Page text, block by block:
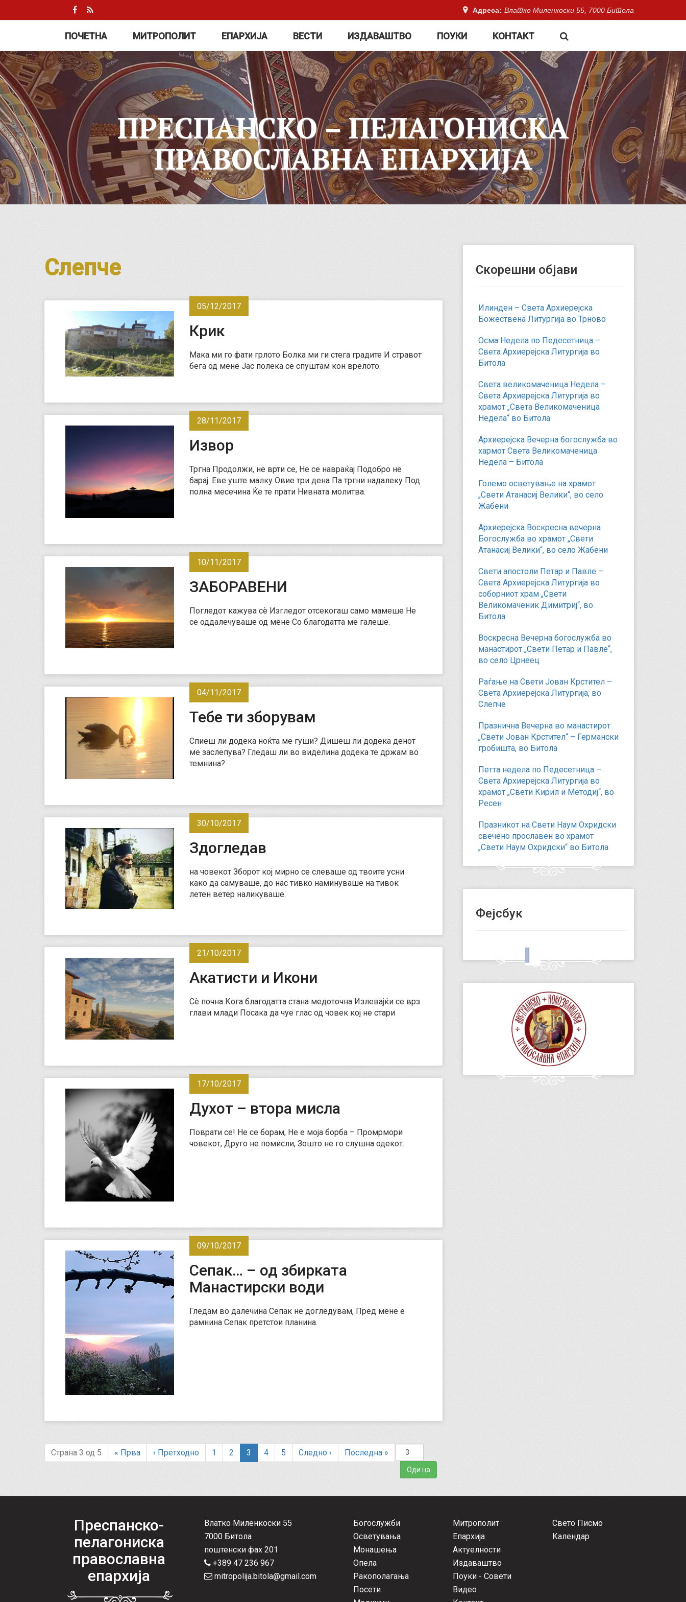
Адреса: Влатко Миленкоски 55, 7000 Битола
ПОЧЕТНА МИТРОПОЛИТ ЕПАРХИЈА ВЕСТИ ИЗДАВАШТВО ПОУКИ КОНТАКТ
ПРЕСПАНСКО – ПЕЛАГОНИСКА
ПРАВОСЛАВНА ЕПАРХИЈА
Слепче
05/12/2017
Крик
Мака ми го фати грлото Болка ми ги стега градите И стравот
бега од мене Јас полека се спуштам кон врелото.
28/11/2017
Извор
Тргна Продолжи, не врти се, Не се навраќај Подобро не
барај. Еве уште малку Овие три дена Па тргни надалеку Под
полна месечина Ќе те прати Нивната молитва.
10/11/2017
ЗАБОРАВЕНИ
Погледот кажува сè Изгледот отсекогаш само мамеше Не
се оддалечуваше од мене Со благодатта ме галеше.
04/11/2017
Тебе ти зборувам
Спиеш ли додека ноќта ме гуши? Дишеш ли додека денот
ме заслепува? Гледаш ли во виделина додека те држам во
темнина?
30/10/2017
Здогледав
на човекот Зборот кој мирно се слеваше од твоите усни
како да самуваше, до нас тивко наминуваше на тивок
летен ветер наликуваше.
21/10/2017
Акатисти и Икони
Сè почна Кога благодатта стана медоточна Излевајќи се врз
глави млади Посака да чуе глас од човек кој не стари
17/10/2017
Духот – втора мисла
Поврати се! Не се борам, Не е моја борба – Промрмори
човекот, Друго не помисли, Зошто не го слушна одекот.
09/10/2017
Сепак… – од збирката
Манастирски води
Гледам во далечина Сепак не догледувам, Пред мене е
рамнина Сепак претстои планина.
Страна 3 од 5 « Прва ‹ Претходно 1 2 3
c
r
n
)
4 5 Следно › Последна »
Скорешни објави
Илинден – Света Архиерејска
Божествена Литургија во Трново
Осма Недела по Педесетница –
Света Архиерејска Литургија во
Битола
Света великомаченица Недела –
Света Архиерејска Литургија во
храмот „Света Великомаченица
Недела“ во Битола
Архиерејска Вечерна богослужба во
хармот Света Великомаченица
Недела – Битола
Големо осветување на храмот
„Свети Атанасиј Велики“, во село
Жабени
Архиерејска Воскресна вечерна
Богослужба во храмот „Свети
Атанасиј Велики“, во село Жабени
Свети апостоли Петар и Павле –
Света Архиерејска Литургија во
соборниот храм „Свети
Великомаченик Димитриј“, во
Битола
Воскресна Вечерна богослужба во
манастирот „Свети Петар и Павле“,
во село Црнеец
Раѓање на Свети Јован Крстител –
Света Архиерејска Литургија, во
Слепче
Празнична Вечерна во манастирот
„Свети Јован Крстител“ – Германски
гробишта, во Битола
Петта недела по Педесетница –
Света Архиерејска Литургија во
храмот „Свети Кирил и Методиј“, во
Ресен
Празникот на Свети Наум Охридски
свечено прославен во храмот
„Свети Наум Охридски“ во Битола
Фејсбук
Преспанско-
пелагониска
православна
епархија
Влатко Миленкоски 55
7000 Битола
поштенски фах 201
+389 47 236 967
mitropolija.bitola@gmail.com
Богослужби
Осветувања
Монашења
Опела
Ракополагања
Посети
Митрополит
Епархија
Актуелности
Издаваштво
Поуки - Совети
Видео
Свето Писмо
Календар